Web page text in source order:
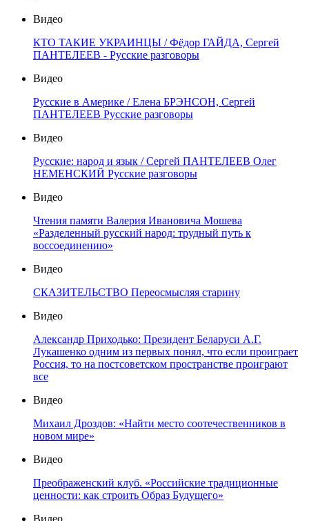
Видео
КТО ТАКИЕ УКРАИНЦЫ / Фёдор ГАЙДА, Сергей
ПАНТЕЛЕЕВ - Русские разговоры
Видео
Русские в Америке / Елена БРЭНСОН, Сергей
ПАНТЕЛЕЕВ Русские разговоры
Видео
Русские: народ и язык / Сергей ПАНТЕЛЕЕВ Олег
НЕМЕНСКИЙ Русские разговоры
Видео
Чтения памяти Валерия Ивановича Мошева
«Разделенный русский народ: трудный путь к
воссоединению»
Видео
СКАЗИТЕЛЬСТВО Переосмысляя старину
Видео
Александр Приходько: Президент Беларуси А.Г.
Лукашенко одним из первых понял, что если проиграет
Россия, то на постсоветском пространстве проиграют
все
Видео
Михаил Дроздов: «Найти место соотечественников в
новом мире»
Видео
Преображенский клуб. «Российские традиционные
ценности: как строить Образ Будущего»